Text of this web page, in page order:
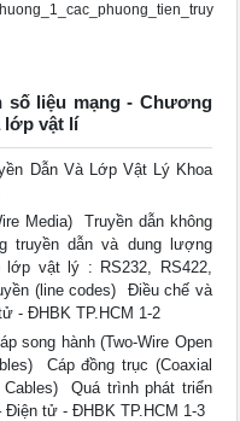
số liệu mạng - Chương
lớp vật lí
Dẫn Và Lớp Vật Lý Khoa
Media)  Truyền dẫn không
truyền dẫn và dung lượng
lớp vật lý : RS232, RS422,
(line codes)  Điều chế và
- ĐHBK TP.HCM 1-2
song hành (Two-Wire Open
 Cáp đồng trục (Coaxial
 Quá trình phát triển
tử - ĐHBK TP.HCM 1-3